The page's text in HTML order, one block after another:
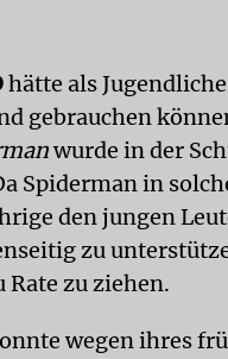
hätte als
gebrauchen
wurde in der
Spiderman in
den jungen
zu
Rate zu ziehen.
wegen ihres